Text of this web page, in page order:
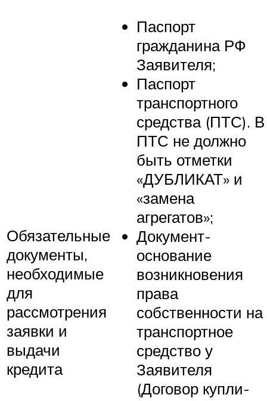
Обязательные
документы,
необходимые
для
рассмотрения
заявки и
выдачи
кредита
Паспорт
гражданина РФ
Заявителя;
Паспорт
транспортного
средства (ПТС). В
ПТС не должно
быть отметки
«ДУБЛИКАТ» и
«замена
агрегатов»;
Документ-
основание
возникновения
права
собственности на
транспортное
средство у
Заявителя
(Договор купли-